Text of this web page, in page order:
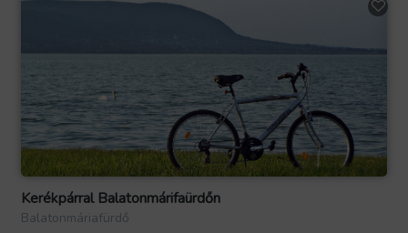
Kerékpárral Balatonmárifaürdőn
Balatonmáriafürdő